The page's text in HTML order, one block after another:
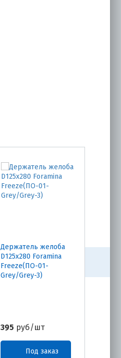
Держатель желоба
D125х280 Foramina
Freeze(ПО-01-
Grey/Grey-3)
395 руб/шт
Под заказ
Grey/